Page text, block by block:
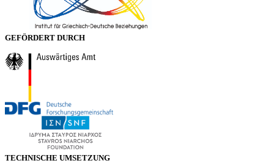
GEFÖRDERT DURCH
TECHNISCHE UMSETZUNG